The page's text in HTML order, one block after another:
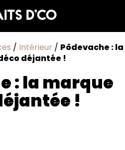
/ Intérieur / Pôdevache : la
déjantée !
: la marque
!